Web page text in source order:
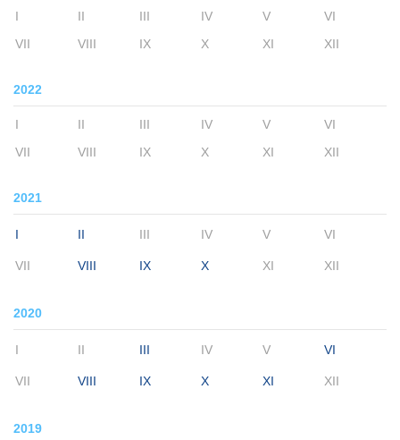
I II III IV V
VI
VII
VIII IX X XI XII
2022
I II III IV V
VI
VII
VIII IX X XI XII
2021
I II III IV V VI
VII VIII IX X XI XII
2020
I II III IV V VI
VII VIII IX X XI XII
2019